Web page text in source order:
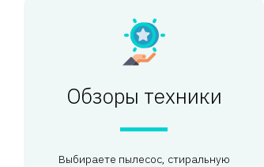
Обзоры техники
Выбираете пылесос, стиральную